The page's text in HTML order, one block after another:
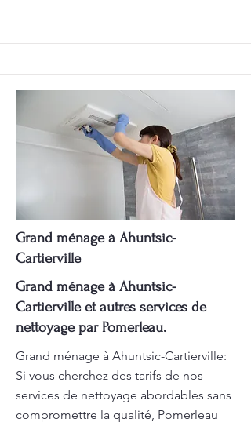
Grand ménage à Ahuntsic-
Cartierville
Grand ménage à Ahuntsic-
Cartierville et autres services de
nettoyage par Pomerleau.
Grand ménage à Ahuntsic-Cartierville:
Si vous cherchez des tarifs de nos
services de nettoyage abordables sans
compromettre la qualité, Pomerleau